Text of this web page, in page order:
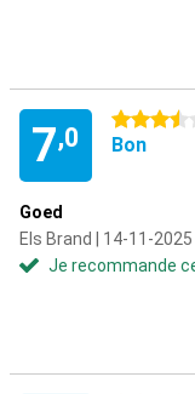
7,0
3.5 étoiles
Bon
Goed
Els Brand | 14-11-
Je recommande